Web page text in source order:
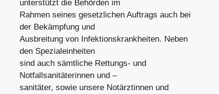
unterstützt die Behörden im
Rahmen seines gesetzlichen Auftrags auch bei
der Bekämpfung und
Ausbreitung von Infektionskrankheiten. Neben
den Spezialeinheiten
sind auch sämtliche Rettungs- und
Notfallsanitäterinnen und –
sanitäter, sowie unsere Notärztinnen und